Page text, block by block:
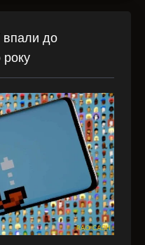
впали до
року